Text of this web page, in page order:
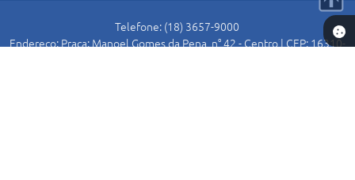
Telefone: (18) 3657-9000
Endereço: Praça: Manoel Gomes da Pena, n° 42 - Centro | CEP: 16310-